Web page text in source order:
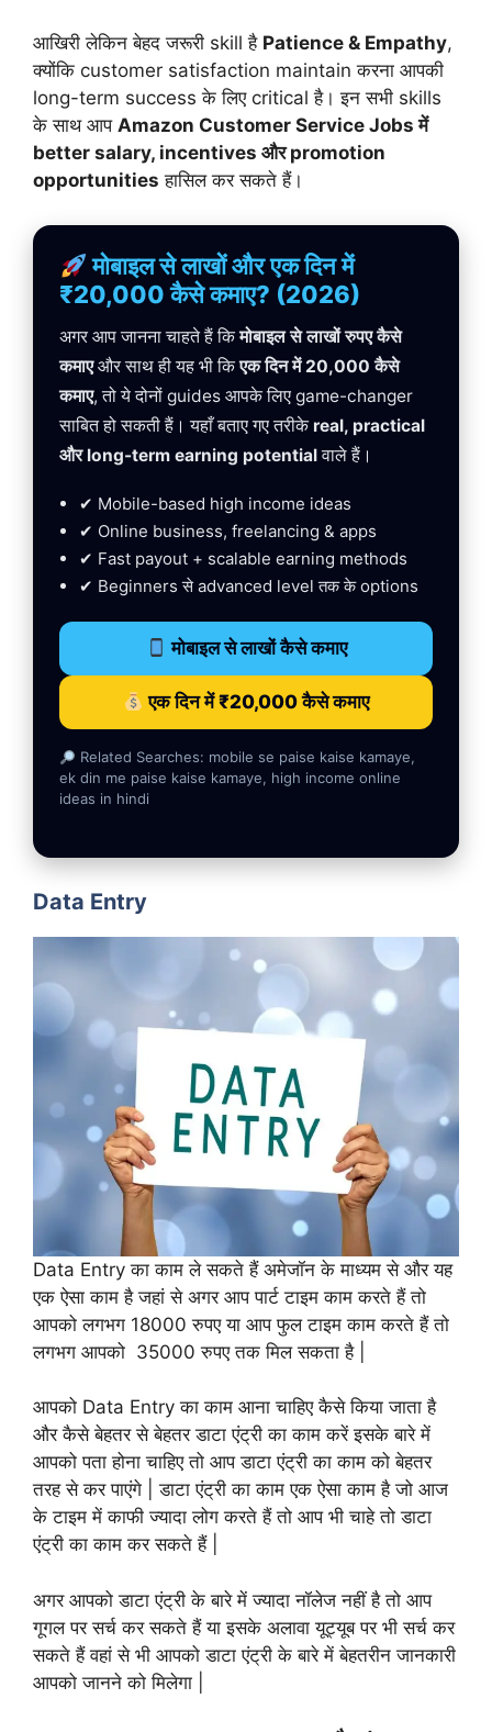
आखिरी लेकिन बेहद जरूरी skill है Patience & Empathy,
क्योंकि customer satisfaction maintain करना आपकी
long-term success के लिए critical है। इन सभी skills
के साथ आप Amazon Customer Service Jobs में
better salary, incentives और promotion
opportunities हासिल कर सकते हैं।
मोबाइल से लाखों और एक दिन में
₹20,000 कैसे कमाए? (2026)
अगर आप जानना चाहते हैं किमोबाइल से लाखों रुपए कैसे
कमाएऔर साथ ही यह भी किएक दिन में 20,000 कैसे
कमाए, तो ये दोनों guides आपके लिए game-changer
साबित हो सकती हैं। यहाँ बताए गए तरीके real, practical
और long-term earning potentialवाले हैं।
✔ Mobile-based high income ideas
✔ Online business, freelancing & apps
✔ Fast payout + scalable earning methods
✔ Beginners से advanced level तक के options
मोबाइल से लाखों कैसे कमाए
एक दिन में ₹20,000 कैसे कमाए
Related Searches: mobile se paise kaise kamaye,
ek din me paise kaise kamaye, high income online
ideas in hindi
Data Entry
Data Entry का काम ले सकते हैं अमेजॉन के माध्यम से और यह
एक ऐसा काम है जहां से अगर आप पार्ट टाइम काम करते हैं तो
आपको लगभग 18000 रुपए या आप फुल टाइम काम करते हैं तो
लगभग आपको 35000 रुपए तक मिल सकता है |
आपको Data Entry का काम आना चाहिए कैसे किया जाता है
और कैसे बेहतर से बेहतर डाटा एंट्री का काम करें इसके बारे में
आपको पता होना चाहिए तो आप डाटा एंट्री का काम को बेहतर
तरह से कर पाएंगे | डाटा एंट्री का काम एक ऐसा काम है जो आज
के टाइम में काफी ज्यादा लोग करते हैं तो आप भी चाहे तो डाटा
एंट्री का काम कर सकते हैं |
अगर आपको डाटा एंट्री के बारे में ज्यादा नॉलेज नहीं है तो आप
गूगल पर सर्च कर सकते हैं या इसके अलावा यूट्यूब पर भी सर्च कर
सकते हैं वहां से भी आपको डाटा एंट्री के बारे में बेहतरीन जानकारी
आपको जानने को मिलेगा |